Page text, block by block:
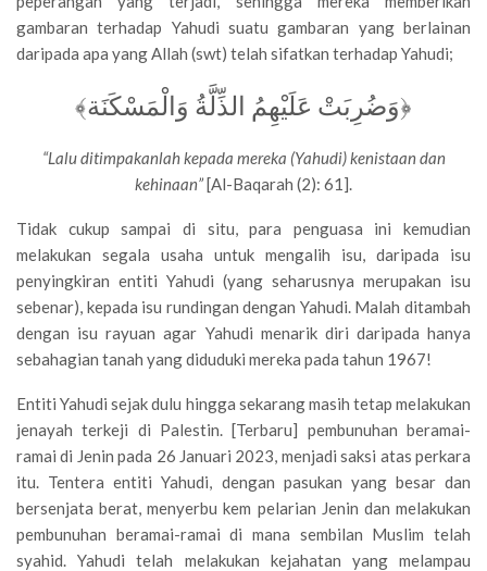
gambaran terhadap Yahudi suatu gambaran yang berlainan
daripada apa yang Allah (swt) telah sifatkan terhadap Yahudi;
﴿وَضُرِبَتْ عَلَيْهِمُ الذِّلَّةُ وَالْمَسْكَنَة﴾
“Lalu ditimpakanlah kepada mereka (Yahudi) kenistaan dan
kehinaan”[Al-Baqarah (2): 61].
Tidak cukup sampai di situ, para penguasa ini kemudian
melakukan segala usaha untuk mengalih isu, daripada isu
penyingkiran entiti Yahudi (yang seharusnya merupakan isu
sebenar), kepada isu rundingan dengan Yahudi. Malah ditambah
dengan isu rayuan agar Yahudi menarik diri daripada hanya
sebahagian tanah yang diduduki mereka pada tahun 1967!
Entiti Yahudi sejak dulu hingga sekarang masih tetap melakukan
jenayah terkeji di Palestin. [Terbaru] pembunuhan beramai-
ramai di Jenin pada 26 Januari 2023, menjadi saksi atas perkara
itu. Tentera entiti Yahudi, dengan pasukan yang besar dan
bersenjata berat, menyerbu kem pelarian Jenin dan melakukan
pembunuhan beramai-ramai di mana sembilan Muslim telah
syahid. Yahudi telah melakukan kejahatan yang melampau